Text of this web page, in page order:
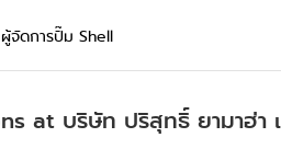
ผู้จัดการปั๊ม Shell
at บริษัท ปริสุทธิ์ ยามาฮ่า